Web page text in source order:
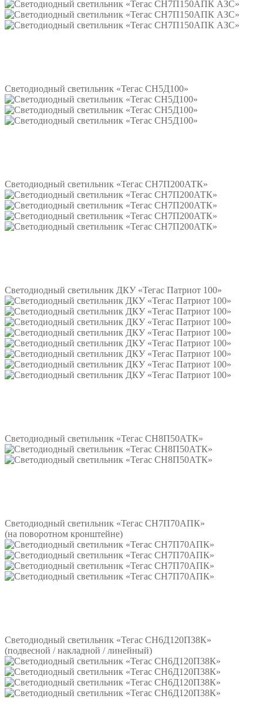
Светодиодный светильник «Тегас СН5Д100»
Светодиодный светильник «Тегас СН7П200АТК»
Светодиодный светильник ДКУ «Тегас Патриот 100»
Светодиодный светильник «Тегас СН8П50АТК»
Светодиодный светильник «Тегас СН7П70АПК»
(на поворотном кронштейне)
Светодиодный светильник «Тегас СН6Д120П38К»
(подвесной / накладной / линейный)